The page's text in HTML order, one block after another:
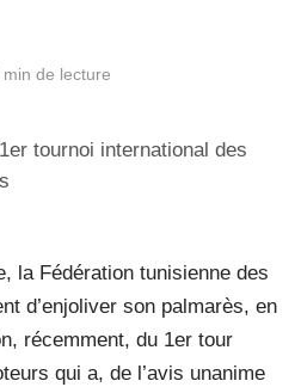
min de lecture
la Fédération tunisienne des
d’enjoliver son palmarès, en
récemment, du 1er tour
qui a, de l’avis unanime